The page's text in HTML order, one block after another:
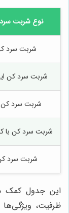
نوع شربت
شربت سرد
شربت سرد کن
شربت سرد کن
شربت سرد کن با
شربت سرد
این جدول کمک
ظرفیت،